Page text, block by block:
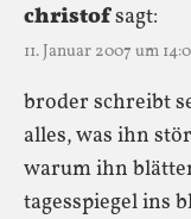
christofsagt:
11. Januar 2007 um
broder schreibt
alles, was ihn
warum ihn
tagesspiegel ins